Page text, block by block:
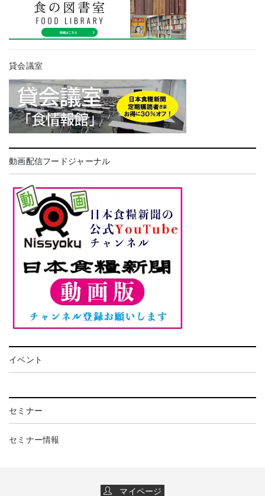
貸会議室
動画配信フードジャーナル
イベント
セミナー
セミナー情報
マイページ